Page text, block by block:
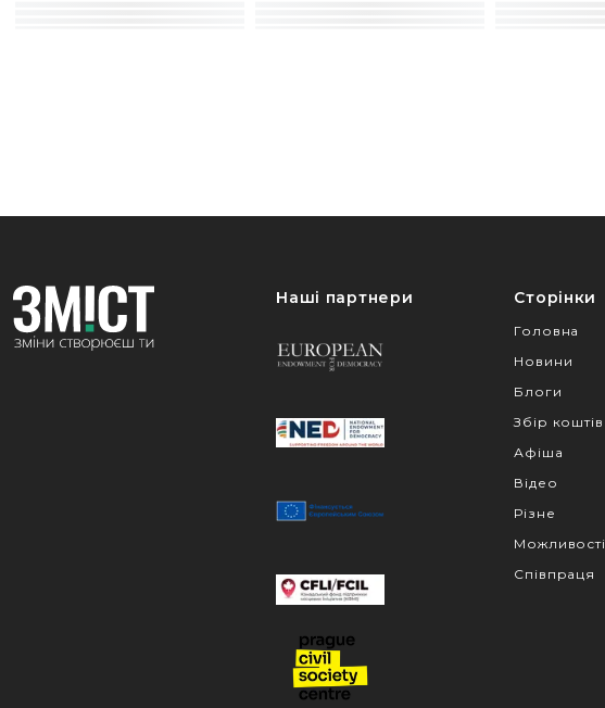
Наші партнери Сторінки
Головна
Новини
Блоги
Збір коштів
Афіша
Відео
Різне
Можливості
Співпраця